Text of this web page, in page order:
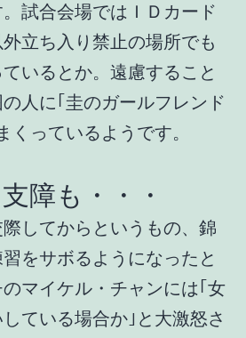
試合会場ではＩＤカード
立ち入り禁止の場所でも
いるとか。遠慮すること
人に｢圭のガールフレンド
くっているようです。
障も・・・
してからというもの、錦
をサボるようになったと
マイケル・チャンには｢女
ている場合か｣と大激怒さ